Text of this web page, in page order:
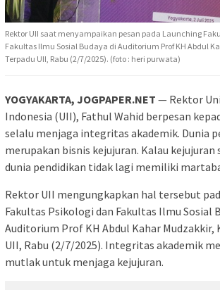
Rektor UII saat menyampaikan pesan pada Launching
Fakultas Ilmu Sosial Budaya di Auditorium Prof KH Abdul
Terpadu UII, Rabu (2/7/2025). (foto : heri purwata)
YOGYAKARTA, JOGPAPER.NET — Rektor
Indonesia (UII), Fathul Wahid berpesan
selalu menjaga integritas akademik. Dunia
merupakan bisnis kejujuran. Kalau kejujuran
dunia pendidikan tidak lagi memiliki
Rektor UII mengungkapkan hal tersebut
Fakultas Psikologi dan Fakultas Ilmu Sosial
Auditorium Prof KH Abdul Kahar Mudzakkir,
UII, Rabu (2/7/2025). Integritas akademik
mutlak untuk menjaga kejujuran.